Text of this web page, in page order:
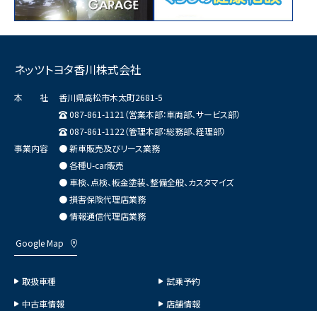
ネッツトヨタ香川株式会社
本 社
香川県高松市木太町2681-5
087-861-1121（営業本部：車両部、サービス部）
087-861-1122（管理本部：総務部、経理部）
事業内容
● 新車販売及びリース業務
● 各種U-car販売
● 車検、点検、板金塗装、整備全般、カスタマイズ
● 損害保険代理店業務
● 情報通信代理店業務
Google Map
取扱車種
試乗予約
中古車情報
店舗情報